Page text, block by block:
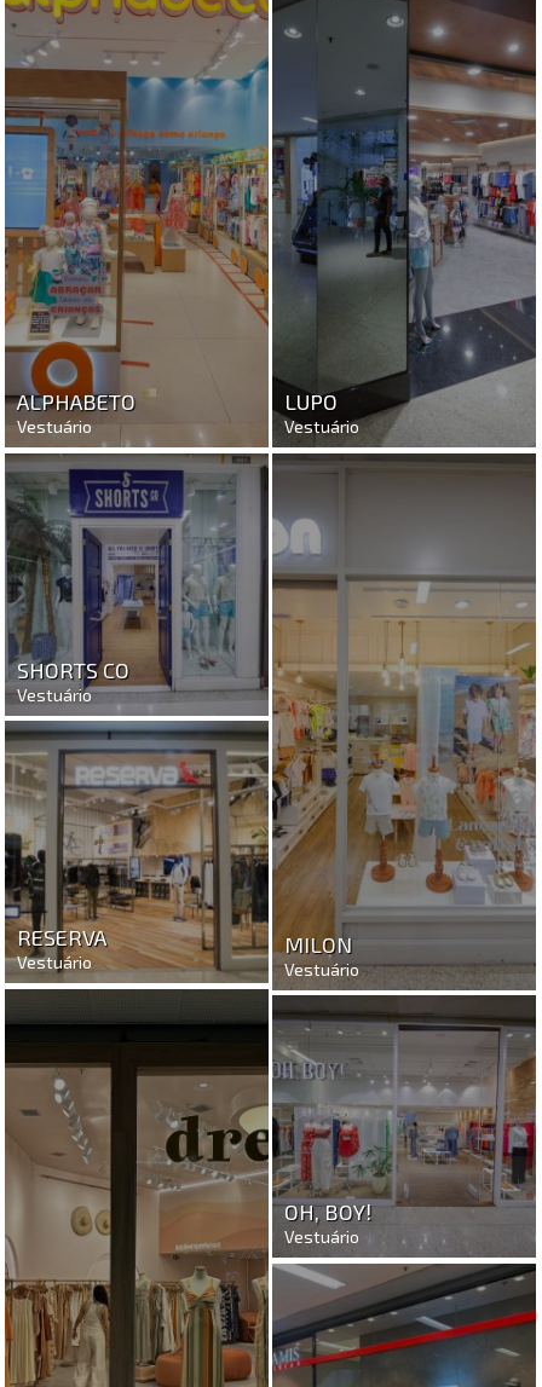
ALPHABETO
Vestuário
LUPO
Vestuário
SHORTS CO
Vestuário
MILON
Vestuário
RESERVA
Vestuário
OH, BOY!
Vestuário